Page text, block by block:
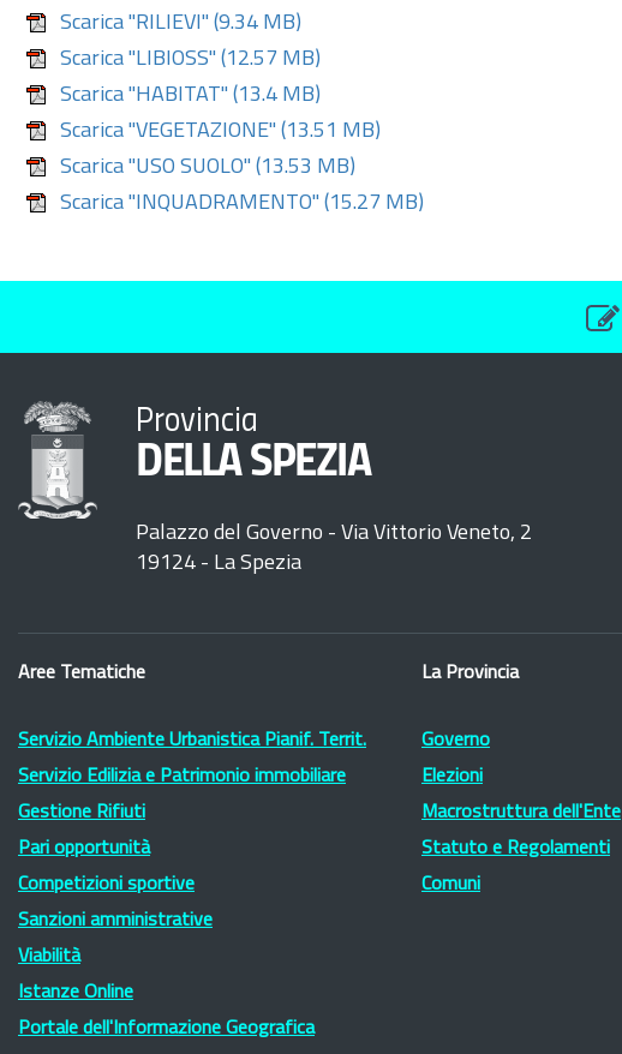
Scarica "RILIEVI" (9.34 MB)
Scarica "LIBIOSS" (12.57 MB)
Scarica "HABITAT" (13.4 MB)
Scarica "VEGETAZIONE" (13.51 MB)
Scarica "USO SUOLO" (13.53 MB)
Scarica "INQUADRAMENTO" (15.27 MB)
Provincia
DELLA SPEZIA
Palazzo del Governo - Via Vittorio Veneto, 2
19124 - La Spezia
Aree Tematiche
Servizio Ambiente Urbanistica Pianif. Territ.
Servizio Edilizia e Patrimonio immobiliare
Gestione Rifiuti
Pari opportunità
Competizioni sportive
Sanzioni amministrative
Viabilità
Istanze Online
Portale dell'Informazione Geografica
La Provincia
Governo
Elezioni
Macrostruttura dell'Ente
Statuto e Regolamenti
Comuni